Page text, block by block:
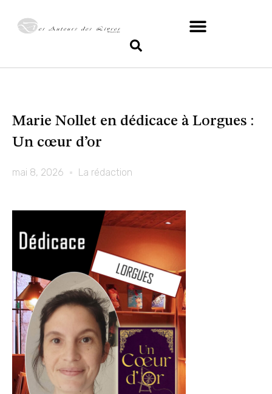
Marie Nollet en dédicace à Lorgues :
Un cœur d’or
mai 8, 2026 La rédaction